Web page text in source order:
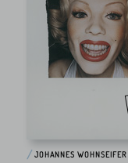
JOHANNES WOHNSEIFER